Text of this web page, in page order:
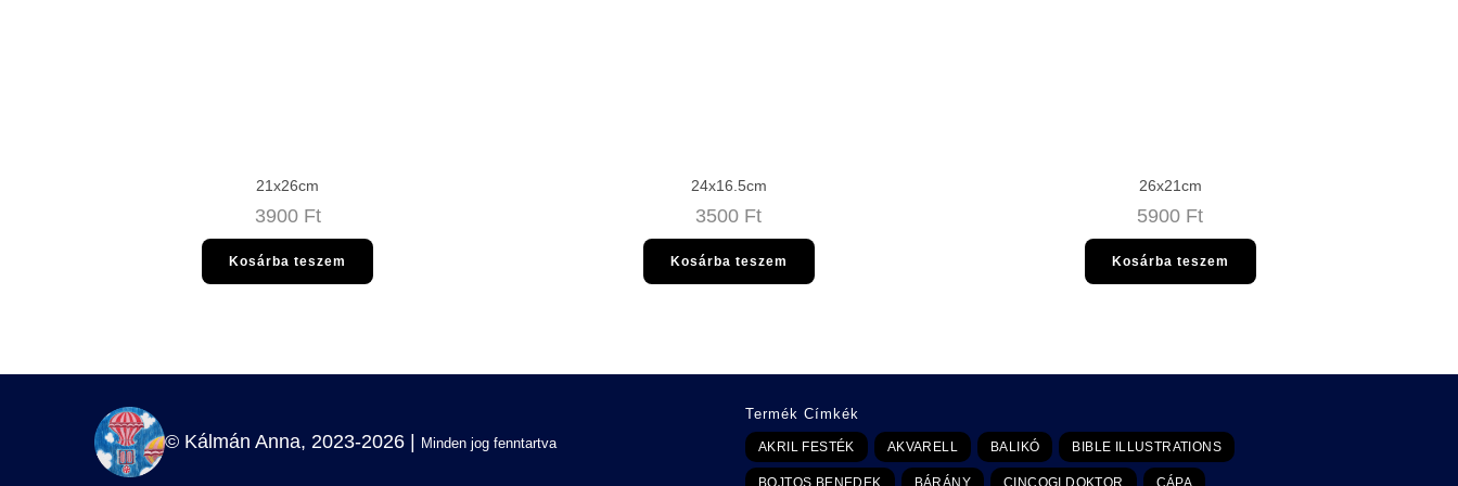
21x26cm
3900 Ft
Kosárba teszem
24x16.5cm
3500 Ft
Kosárba teszem
26x21cm
5900 Ft
Kosárba teszem
© Kálmán Anna, 2023-2026 | Minden jog fenntartva
Termék Címkék
AKRIL FESTÉK AKVARELL BALIKÓ BIBLE ILLUSTRATIONS
BOJTOS BENEDEK BÁRÁNY CINCOGI DOKTOR CÁPA